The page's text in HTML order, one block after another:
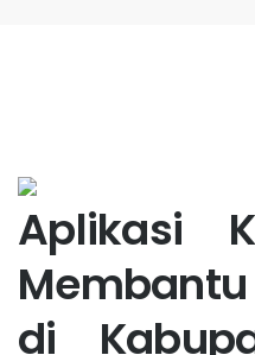
Aplikasi
di